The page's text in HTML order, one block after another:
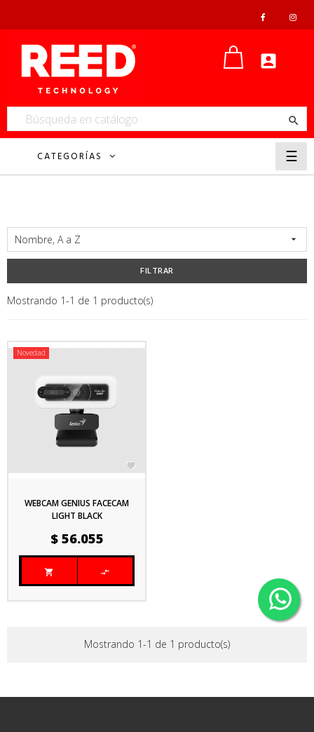


CATEGORÍAS
de
☰
Nombre, A a Z 
FILTRAR
Mostrando 1-1 de 1 producto(s)

Novedad
WEBCAM GENIUS FACECAM
LIGHT BLACK
Precio
$ 56.055
 
Mostrando 1-1 de 1 producto(s)